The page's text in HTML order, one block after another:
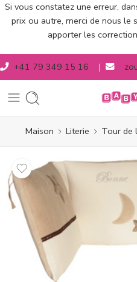
Si vous constatez une erreur,
prix ou autre, merci de nous le
apporter les
+41 79 349 15 16 |
Maison Literie Tour de